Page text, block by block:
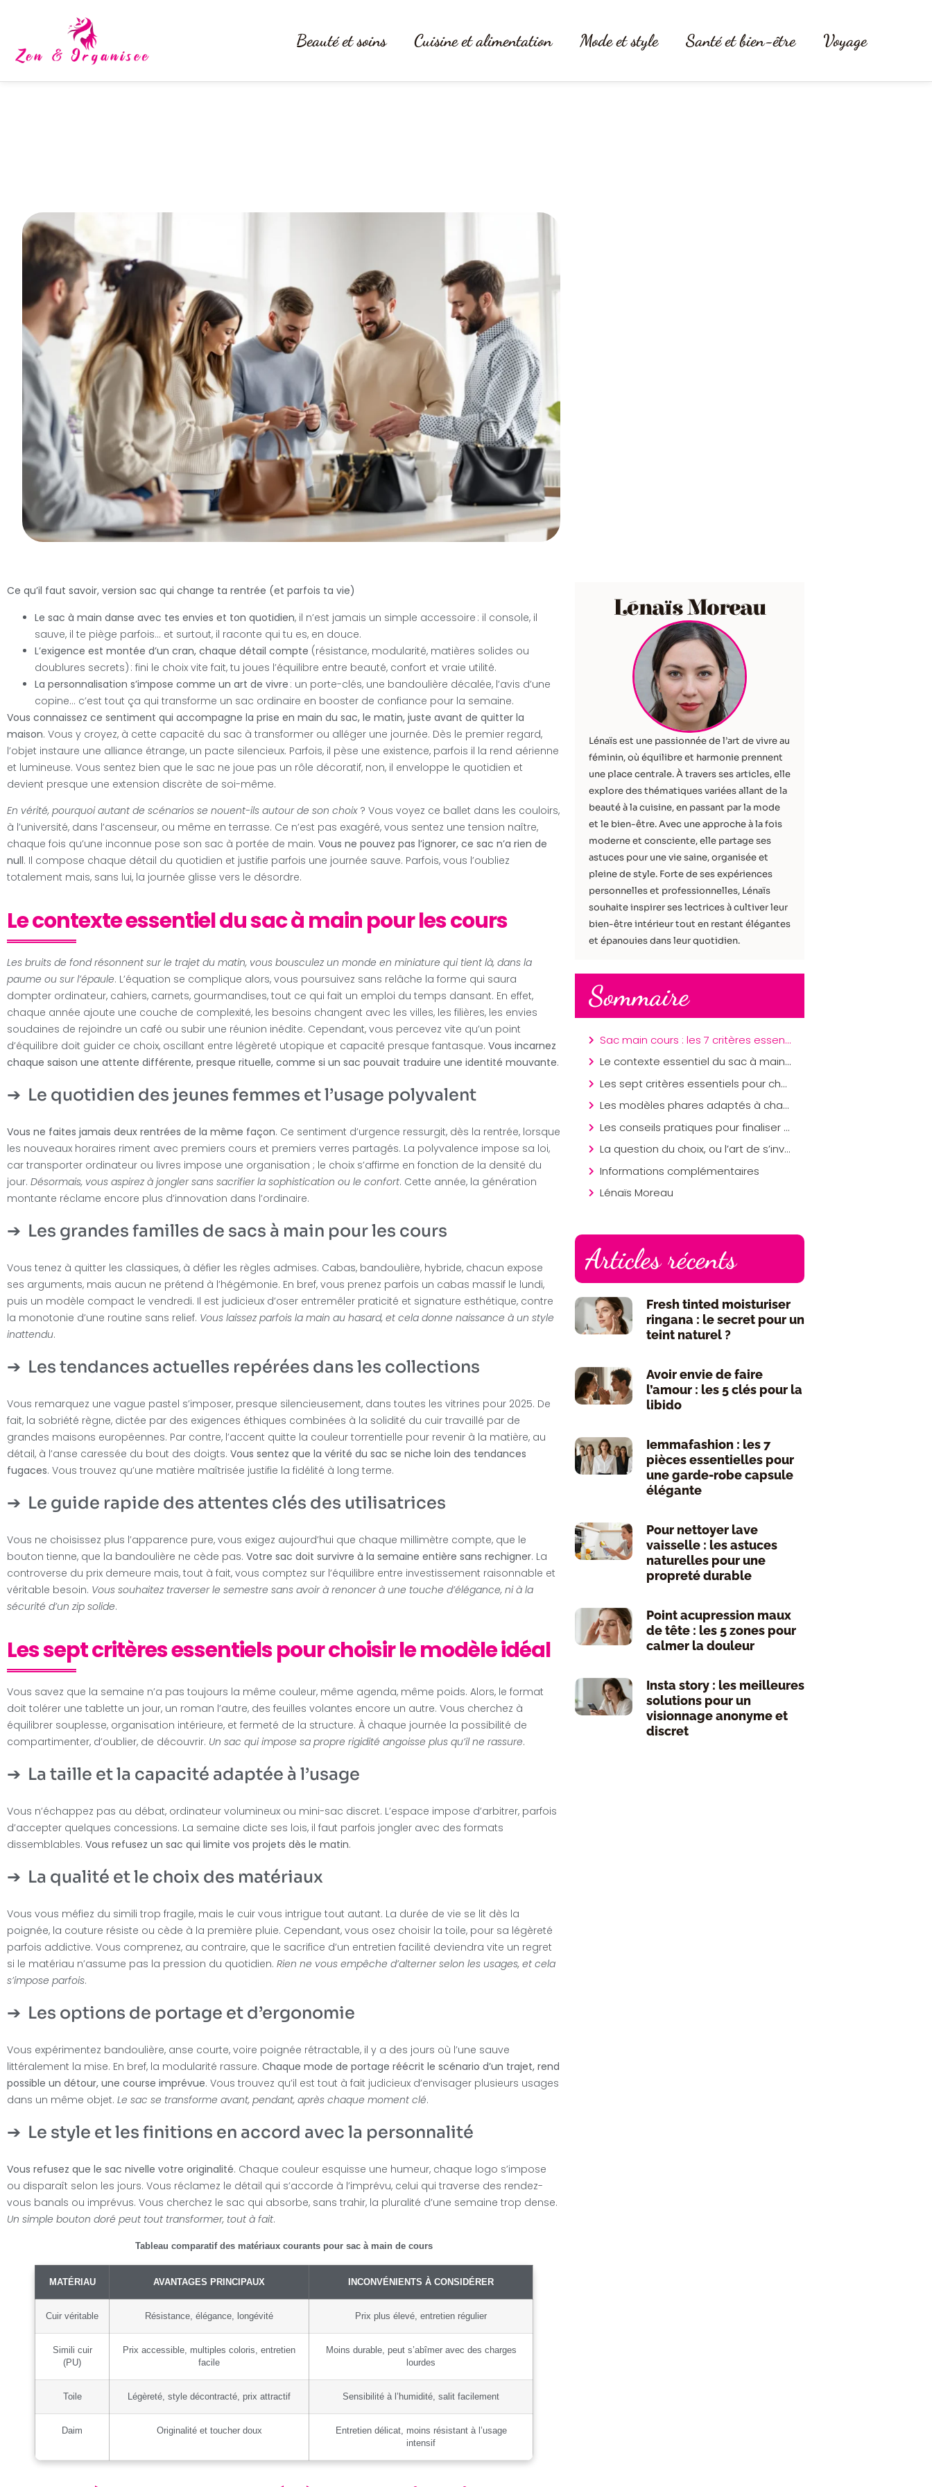
Beauté et soins Cuisine et alimentation Mode et style Santé et bien-être Voyage
Ce qu’il faut savoir, version sac qui change ta rentrée (et parfois ta vie)
Le sac à main danse avec tes envies et ton quotidien, il n’est jamais un simple accessoire : il console, il
sauve, il te piège parfois… et surtout, il raconte qui tu es, en douce.
L’exigence est montée d’un cran, chaque détail compte (résistance, modularité, matières solides ou
doublures secrets) : fini le choix vite fait, tu joues l’équilibre entre beauté, confort et vraie utilité.
La personnalisation s’impose comme un art de vivre : un porte-clés, une bandoulière décalée, l’avis d’une
copine… c’est tout ça qui transforme un sac ordinaire en booster de confiance pour la semaine.
Vous connaissez ce sentiment qui accompagne la prise en main du sac, le matin, juste avant de quitter la
maison. Vous y croyez, à cette capacité du sac à transformer ou alléger une journée. Dès le premier regard,
l’objet instaure une alliance étrange, un pacte silencieux. Parfois, il pèse une existence, parfois il la rend aérienne
et lumineuse. Vous sentez bien que le sac ne joue pas un rôle décoratif, non, il enveloppe le quotidien et
devient presque une extension discrète de soi-même.
En vérité, pourquoi autant de scénarios se nouent-ils autour de son choix? Vous voyez ce ballet dans les couloirs,
à l’université, dans l’ascenseur, ou même en terrasse. Ce n’est pas exagéré, vous sentez une tension naître,
chaque fois qu’une inconnue pose son sac à portée de main. Vous ne pouvez pas l’ignorer, ce sac n’a rien de
null. Il compose chaque détail du quotidien et justifie parfois une journée sauve. Parfois, vous l’oubliez
totalement mais, sans lui, la journée glisse vers le désordre.
Le contexte essentiel du sac à main pour les cours
Les bruits de fond résonnent sur le trajet du matin, vous bousculez un monde en miniature qui tient là, dans la
paume ou sur l’épaule. L’équation se complique alors, vous poursuivez sans relâche la forme qui saura
dompter ordinateur, cahiers, carnets, gourmandises, tout ce qui fait un emploi du temps dansant. En effet,
chaque année ajoute une couche de complexité, les besoins changent avec les villes, les filières, les envies
soudaines de rejoindre un café ou subir une réunion inédite. Cependant, vous percevez vite qu’un point
d’équilibre doit guider ce choix, oscillant entre légèreté utopique et capacité presque fantasque. Vous incarnez
chaque saison une attente différente, presque rituelle, comme si un sac pouvait traduire une identité mouvante.
Le quotidien des jeunes femmes et l’usage polyvalent
Vous ne faites jamais deux rentrées de la même façon. Ce sentiment d’urgence ressurgit, dès la rentrée, lorsque
les nouveaux horaires riment avec premiers cours et premiers verres partagés. La polyvalence impose sa loi,
car transporter ordinateur ou livres impose une organisation ; le choix s’affirme en fonction de la densité du
jour. Désormais, vous aspirez à jongler sans sacrifier la sophistication ou le confort. Cette année, la génération
montante réclame encore plus d’innovation dans l’ordinaire.
Les grandes familles de sacs à main pour les cours
Vous tenez à quitter les classiques, à défier les règles admises. Cabas, bandoulière, hybride, chacun expose
ses arguments, mais aucun ne prétend à l’hégémonie. En bref, vous prenez parfois un cabas massif le lundi,
puis un modèle compact le vendredi. Il est judicieux d’oser entremêler praticité et signature esthétique, contre
la monotonie d’une routine sans relief. Vous laissez parfois la main au hasard, et cela donne naissance à un style
inattendu.
Les tendances actuelles repérées dans les collections
Vous remarquez une vague pastel s’imposer, presque silencieusement, dans toutes les vitrines pour 2025. De
fait, la sobriété règne, dictée par des exigences éthiques combinées à la solidité du cuir travaillé par de
grandes maisons européennes. Par contre, l’accent quitte la couleur torrentielle pour revenir à la matière, au
détail, à l’anse caressée du bout des doigts. Vous sentez que la vérité du sac se niche loin des tendances
fugaces. Vous trouvez qu’une matière maîtrisée justifie la fidélité à long terme.
Le guide rapide des attentes clés des utilisatrices
Vous ne choisissez plus l’apparence pure, vous exigez aujourd’hui que chaque millimètre compte, que le
bouton tienne, que la bandoulière ne cède pas. Votre sac doit survivre à la semaine entière sans rechigner. La
controverse du prix demeure mais, tout à fait, vous comptez sur l’équilibre entre investissement raisonnable et
véritable besoin. Vous souhaitez traverser le semestre sans avoir à renoncer à une touche d’élégance, ni à la
sécurité d’un zip solide.
Les sept critères essentiels pour choisir le modèle idéal
Vous savez que la semaine n’a pas toujours la même couleur, même agenda, même poids. Alors, le format
doit tolérer une tablette un jour, un roman l’autre, des feuilles volantes encore un autre. Vous cherchez à
équilibrer souplesse, organisation intérieure, et fermeté de la structure. À chaque journée la possibilité de
compartimenter, d’oublier, de découvrir. Un sac qui impose sa propre rigidité angoisse plus qu’il ne rassure.
La taille et la capacité adaptée à l’usage
Vous n’échappez pas au débat, ordinateur volumineux ou mini-sac discret. L’espace impose d’arbitrer, parfois
d’accepter quelques concessions. La semaine dicte ses lois, il faut parfois jongler avec des formats
dissemblables. Vous refusez un sac qui limite vos projets dès le matin.
La qualité et le choix des matériaux
Vous vous méfiez du simili trop fragile, mais le cuir vous intrigue tout autant. La durée de vie se lit dès la
poignée, la couture résiste ou cède à la première pluie. Cependant, vous osez choisir la toile, pour sa légèreté
parfois addictive. Vous comprenez, au contraire, que le sacrifice d’un entretien facilité deviendra vite un regret
si le matériau n’assume pas la pression du quotidien. Rien ne vous empêche d’alterner selon les usages, et cela
s’impose parfois.
Les options de portage et d’ergonomie
Vous expérimentez bandoulière, anse courte, voire poignée rétractable, il y a des jours où l’une sauve
littéralement la mise. En bref, la modularité rassure. Chaque mode de portage réécrit le scénario d’un trajet, rend
possible un détour, une course imprévue. Vous trouvez qu’il est tout à fait judicieux d’envisager plusieurs usages
dans un même objet. Le sac se transforme avant, pendant, après chaque moment clé.
Le style et les finitions en accord avec la personnalité
Vous refusez que le sac nivelle votre originalité. Chaque couleur esquisse une humeur, chaque logo s’impose
ou disparaît selon les jours. Vous réclamez le détail qui s’accorde à l’imprévu, celui qui traverse des rendez-
vous banals ou imprévus. Vous cherchez le sac qui absorbe, sans trahir, la pluralité d’une semaine trop dense.
Un simple bouton doré peut tout transformer, tout à fait.
Tableau comparatif des matériaux courants pour sac à main de cours
MATÉRIAU AVANTAGES PRINCIPAUX INCONVÉNIENTS À CONSIDÉRER
Cuir véritable Résistance, élégance, longévité Prix plus élevé, entretien régulier
Simili cuir
(PU)
Prix accessible, multiples coloris, entretien
facile
Moins durable, peut s’abîmer avec des charges
lourdes
Toile Légèreté, style décontracté, prix attractif Sensibilité à l’humidité, salit facilement
Daim Originalité et toucher doux
Entretien délicat, moins résistant à l’usage
intensif
Lénaïs Moreau
Lénaïs est une passionnée de l’art de vivre au
féminin, où équilibre et harmonie prennent
une place centrale. À travers ses articles, elle
explore des thématiques variées allant de la
beauté à la cuisine, en passant par la mode
et le bien-être. Avec une approche à la fois
moderne et consciente, elle partage ses
astuces pour une vie saine, organisée et
pleine de style. Forte de ses expériences
personnelles et professionnelles, Lénaïs
souhaite inspirer ses lectrices à cultiver leur
bien-être intérieur tout en restant élégantes
et épanouies dans leur quotidien.
Sommaire
Sac main cours : les 7 critères essentiels pour bien choisir le modèle idéal
Le contexte essentiel du sac à main pour les cours
Les sept critères essentiels pour choisir le modèle idéal
Les modèles phares adaptés à chaque situation
Les conseils pratiques pour finaliser le choix du sac à main de cours
La question du choix, ou l’art de s’inventer au quotidien
Informations complémentaires
Lénaïs Moreau
Articles récents
Fresh tinted moisturiser
ringana : le secret pour un
teint naturel ?
Avoir envie de faire
l’amour : les 5 clés pour la
libido
Iemmafashion : les 7
pièces essentielles pour
une garde-robe capsule
élégante
Pour nettoyer lave
vaisselle : les astuces
naturelles pour une
propreté durable
Point acupression maux
de tête : les 5 zones pour
calmer la douleur
Insta story : les meilleures
solutions pour un
visionnage anonyme et
discret